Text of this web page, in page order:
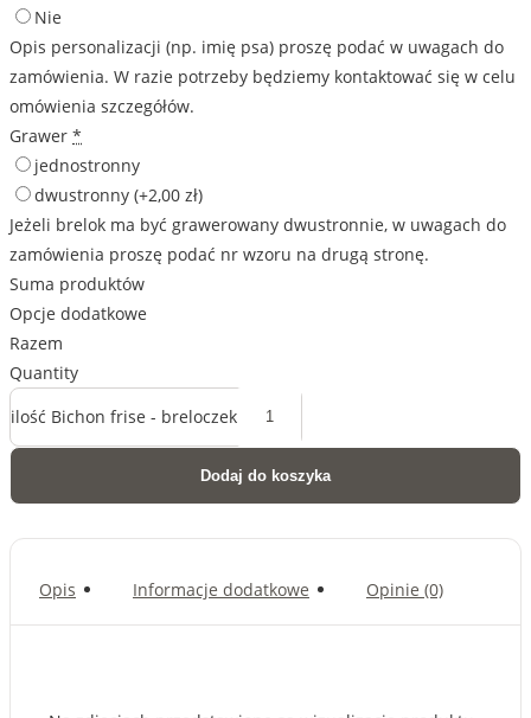
Nie
Opis personalizacji (np. imię psa) proszę podać w uwagach do
zamówienia. W razie potrzeby będziemy kontaktować się w celu
omówienia szczegółów.
Grawer *
jednostronny
dwustronny (+2,00 zł)
Jeżeli brelok ma być grawerowany dwustronnie, w uwagach do
zamówienia proszę podać nr wzoru na drugą stronę.
Suma produktów
Opcje dodatkowe
Razem
Quantity
ilość Bichon frise - breloczek
Dodaj do koszyka
Opis Informacje dodatkowe Opinie (0)